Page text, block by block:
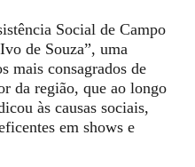
Social de Campo
de Souza”, uma
mais consagrados de
da região, que ao longo
às causas sociais,
em shows e